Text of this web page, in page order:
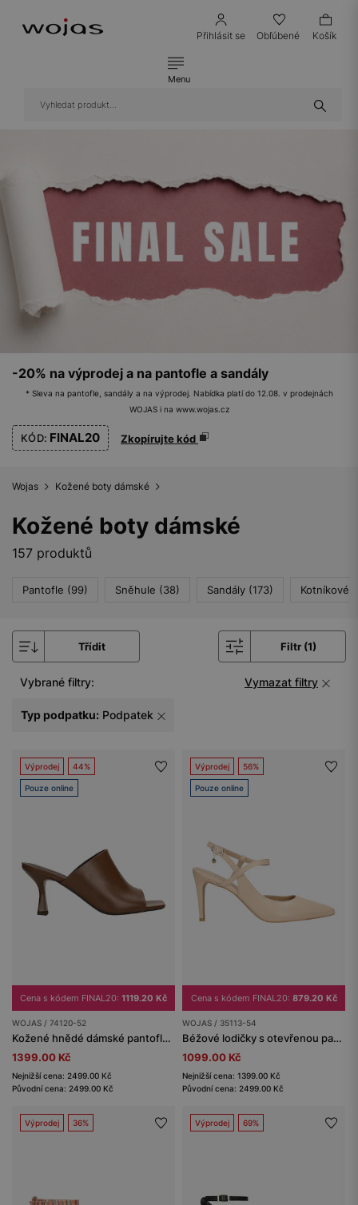
Přihlásit se Obľúbené Košík
Menu
-20% na výprodej a na pantofle a sandály
* Sleva na pantofle, sandály a na výprodej. Nabídka platí do 12.08. v prodejnách
WOJAS i na www.wojas.cz
KÓD: FINAL20 Zkopírujte kód
Wojas Kožené boty dámské
Kožené boty dámské
157 produktů
Pantofle (99) Sněhule (38) Sandály (173) Kotníkové
Třídit Filtr (1)
Vybrané filtry: Vymazat filtry
Typ podpatku: Podpatek
Výprodej 44%
Pouze online
Cena s kódem FINAL20: 1119.20 Kč
WOJAS / 74120-52
Kožené hnědé dámské pantofle na podpatku
1399.00 Kč
Nejnižší cena: 2499.00 Kč
Původní cena: 2499.00 Kč
Výprodej 56%
Pouze online
Cena s kódem FINAL20: 879.20 Kč
WOJAS / 35113-54
Béžové lodičky s otevřenou patou a jehlového typu podpatkem
1099.00 Kč
Nejnižší cena: 1399.00 Kč
Původní cena: 2499.00 Kč
Výprodej 36% Výprodej 69%